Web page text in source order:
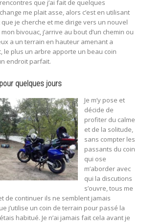
que j’ai fait de quelques
me plait asse, alors c’est en utilisant
que je cherche et me dirige vers un nouvel
bivouac, j’arrive au bout d’un chemin ou
a un terrain en hauteur amenant a
le plus un arbre apporte un beau coin
endroit parfait.
quelques jours
Je m’y pose et
décide de
profiter du calme
et de la solitude,
sans compter les
passants du coin
qui ose
m’aborder avec
qui la discutions
s’ouvre, tous me
de continuer ils ne semblent jamais
j’utilise un coin de terrain pour passé la
habitué. Je n’ai jamais fait cela avant je